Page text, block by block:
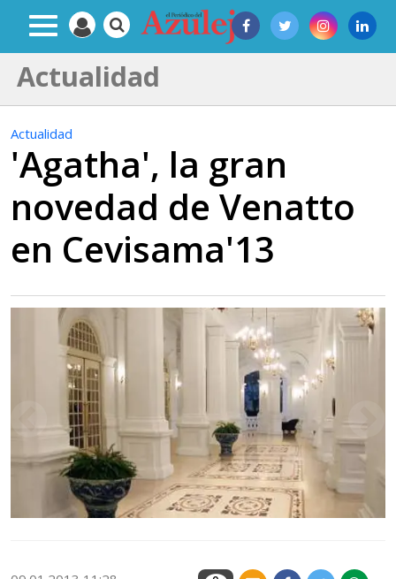
Actualidad
Actualidad
'Agatha', la gran
novedad de Venatto
en Cevisama'13